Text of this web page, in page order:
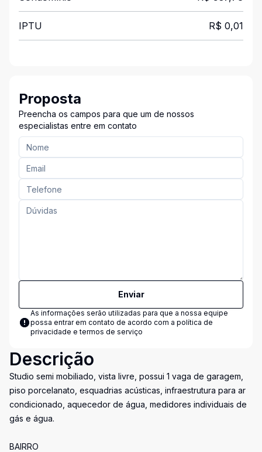
IPTU R$ 0,01
Proposta
Preencha os campos para que um de nossos
especialistas entre em contato
Enviar
As informações serão utilizadas para que a nossa equipe
possa entrar em contato de acordo com a política de
privacidade e termos de serviço
Descrição
Studio semi mobiliado, vista livre, possui 1 vaga de garagem,
piso porcelanato, esquadrias acústicas, infraestrutura para ar
condicionado, aquecedor de água, medidores individuais de
gás e água.
BAIRRO